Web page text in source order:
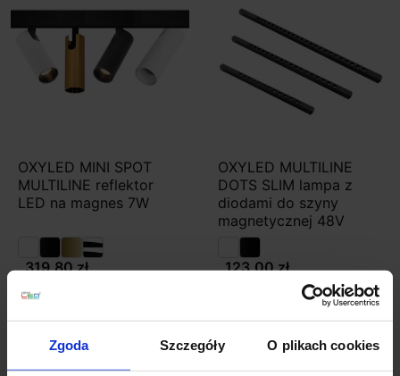
Zgoda Szczegóły O plikach cookies
OXYLED MINI SPOT
MULTILINE reflektor
LED na magnes 7W
319,80 zł
OXYLED MULTILINE
DOTS SLIM lampa z
diodami do szyny
magnetycznej 48V
123,00 zł
Zobacz szczegóły